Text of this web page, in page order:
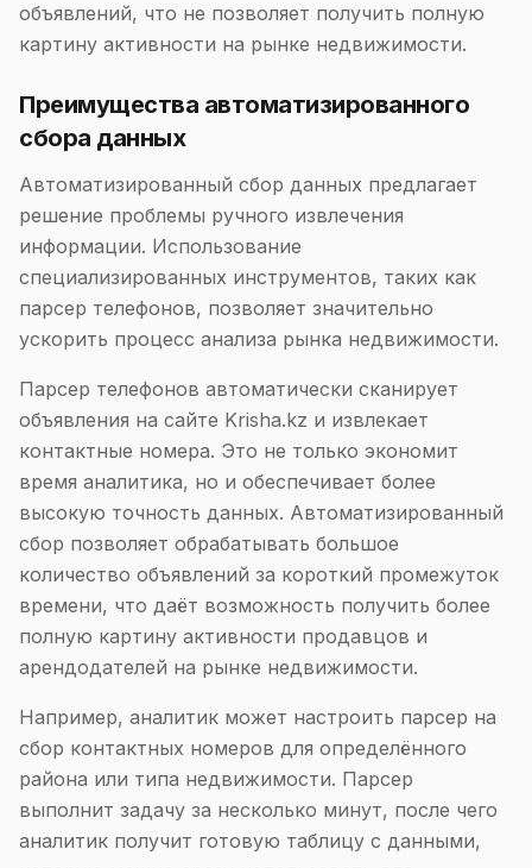
объявлений, что не позволяет получить полную
картину активности на рынке недвижимости.
Преимущества автоматизированного
сбора данных
Автоматизированный сбор данных предлагает
решение проблемы ручного извлечения
информации. Использование
специализированных инструментов, таких как
парсер телефонов, позволяет значительно
ускорить процесс анализа рынка недвижимости.
Парсер телефонов автоматически сканирует
объявления на сайте Krisha.kz и извлекает
контактные номера. Это не только экономит
время аналитика, но и обеспечивает более
высокую точность данных. Автоматизированный
сбор позволяет обрабатывать большое
количество объявлений за короткий промежуток
времени, что даёт возможность получить более
полную картину активности продавцов и
арендодателей на рынке недвижимости.
Например, аналитик может настроить парсер на
сбор контактных номеров для определённого
района или типа недвижимости. Парсер
выполнит задачу за несколько минут, после чего
аналитик получит готовую таблицу с данными,